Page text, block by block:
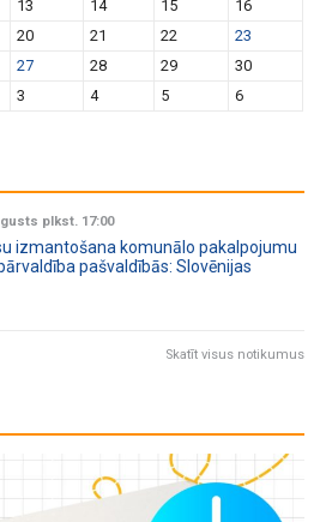
13 14 15
16
20 21 22
23
27 28 29
30
3 4 5 6
plkst. 17:00
izmantošana komunālo pakalpojumu
pašvaldībās: Slovēnijas
Skatīt visus notikumus